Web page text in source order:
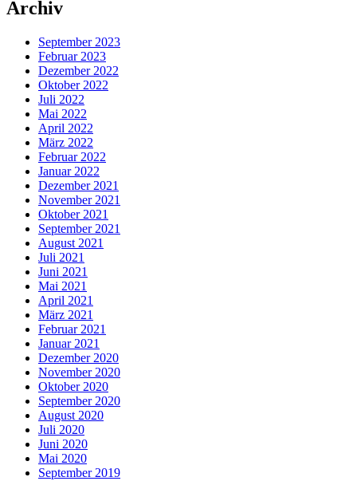
Archiv
September 2023
Februar 2023
Dezember 2022
Oktober 2022
Juli 2022
Mai 2022
April 2022
März 2022
Februar 2022
Januar 2022
Dezember 2021
November 2021
Oktober 2021
September 2021
August 2021
Juli 2021
Juni 2021
Mai 2021
April 2021
März 2021
Februar 2021
Januar 2021
Dezember 2020
November 2020
Oktober 2020
September 2020
August 2020
Juli 2020
Juni 2020
Mai 2020
September 2019